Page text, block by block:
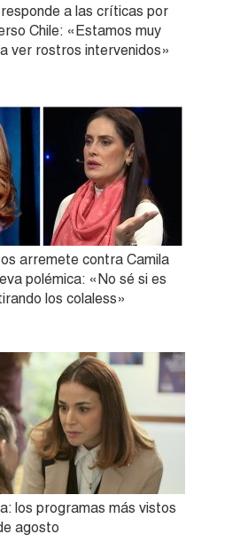
a las críticas por
Chile: «Estamos muy
ver rostros intervenidos»
arremete contra Camila
polémica: «No sé si es
los colaless»
los programas más vistos
agosto